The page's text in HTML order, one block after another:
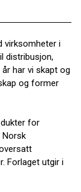
virksomheter i
distribusjon,
har vi skapt og
og former
for
Norsk
Forlaget utgir i